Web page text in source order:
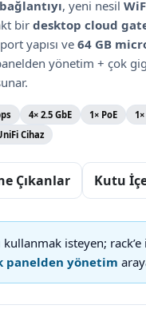
, yeni nesil
bir desktop cloud
port yapısı ve 64 GB
yönetim + çok
4× 2.5 GbE 1× PoE 1×
Cihaz
Çıkanlar Kutu
kullanmak isteyen;
panelden yönetim